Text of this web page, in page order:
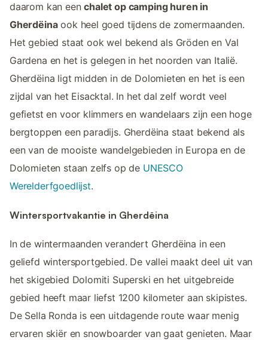
daarom kan eenchalet op camping huren in
Gherdëinaook heel goed tijdens de zomermaanden.
Het gebied staat ook wel bekend als Gröden en Val
Gardena en het is gelegen in het noorden van Italië.
Gherdëina ligt midden in de Dolomieten en het is een
zijdal van het Eisacktal. In het dal zelf wordt veel
gefietst en voor klimmers en wandelaars zijn een hoge
bergtoppen een paradijs. Gherdëina staat bekend als
een van de mooiste wandelgebieden in Europa en de
Dolomieten staan zelfs op de UNESCO
Werelderfgoedlijst.
Wintersportvakantie in Gherdëina
In de wintermaanden verandert Gherdëina in een
geliefd wintersportgebied. De vallei maakt deel uit van
het skigebied Dolomiti Superski en het uitgebreide
gebied heeft maar liefst 1200 kilometer aan skipistes.
De Sella Ronda is een uitdagende route waar menig
ervaren skiër en snowboarder van gaat genieten. Maar